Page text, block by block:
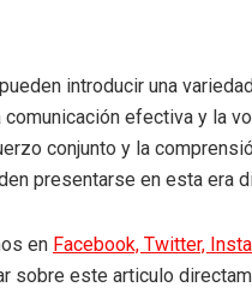
introducir una
efectiva y la
conjunto y la
presentarse en esta era
en Facebook, Twitter,
sobre este articulo